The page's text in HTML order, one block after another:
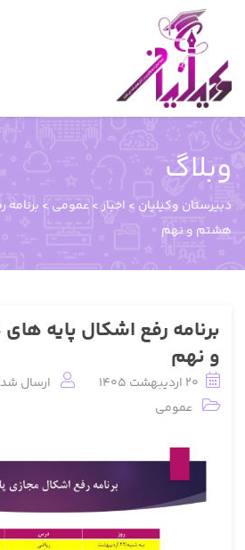
وبلاگ
دبیرستان وکیلیان > اخبار>عمومی >
هشتم و نهم
برنامه رفع اشکال پایه
و نهم
20 اردیبهشت 1405 ارسال
عمومی